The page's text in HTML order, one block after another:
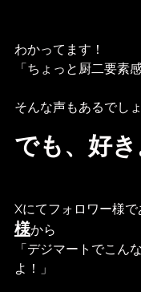
わかってます！
「ちょっと厨二要素
そんな声もあるでし
でも、好き
Xにてフォロワー様で
様から
「デジマートでこん
よ！」